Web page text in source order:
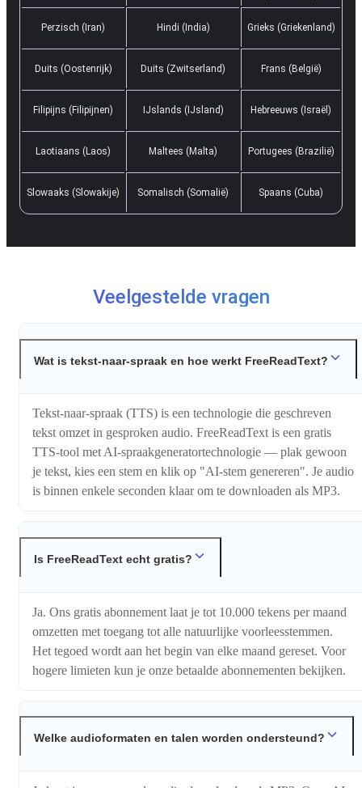
Perzisch (Iran) Hindi (India) Grieks (Griekenland)
Duits (Oostenrijk) Duits (Zwitserland) Frans (België)
Filipijns (Filipijnen) IJslands (IJsland) Hebreeuws (Israël)
Laotiaans (Laos) Maltees (Malta) Portugees (Brazilië)
Slowaaks (Slowakije) Somalisch (Somalië) Spaans (Cuba)
Veelgestelde vragen
Wat is tekst-naar-spraak en hoe werkt FreeReadText?
Tekst-naar-spraak (TTS) is een technologie die geschreven
tekst omzet in gesproken audio. FreeReadText is een gratis
TTS-tool met AI-spraakgeneratortechnologie — plak gewoon
je tekst, kies een stem en klik op "AI-stem genereren". Je audio
is binnen enkele seconden klaar om te downloaden als MP3.
Is FreeReadText echt gratis?
Ja. Ons gratis abonnement laat je tot 10.000 tekens per maand
omzetten met toegang tot alle natuurlijke voorleesstemmen.
Het tegoed wordt aan het begin van elke maand gereset. Voor
hogere limieten kun je onze betaalde abonnementen bekijken.
Welke audioformaten en talen worden ondersteund?